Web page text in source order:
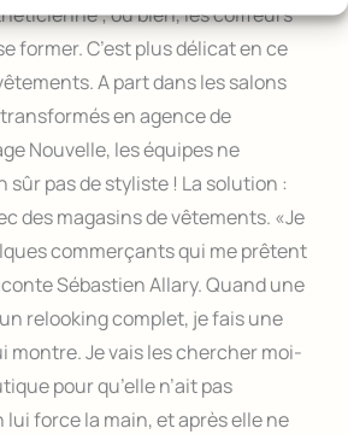
; ou bien, les coiffeurs
former. C’est plus délicat en ce
A part dans les salons
en agence de
Nouvelle, les équipes ne
pas de styliste ! La solution :
des magasins de vêtements. «Je
commerçants qui me prêtent
Sébastien Allary. Quand une
relooking complet, je fais une
montre. Je vais les chercher moi-
pour qu’elle n’ait pas
lui force la main, et après elle ne